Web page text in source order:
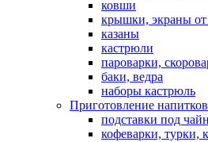
ковши
крышки, экраны от
казаны
кастрюли
пароварки,
баки, ведра
наборы кастрюль
Приготовление напитков
подставки под
кофеварки, турки,